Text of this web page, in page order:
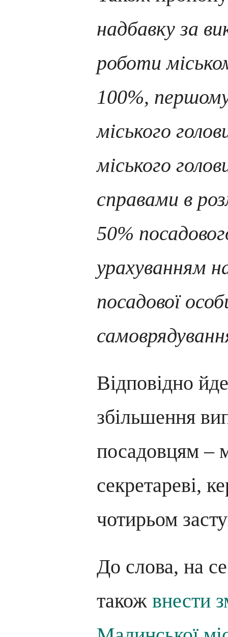
надбавку за
роботи
100%,
міського
міського
справами в
50%
урахуванням
посадової
Відповідно
збільшення
посадовцям –
секретареві,
чотирьом
До слова, на
також внести